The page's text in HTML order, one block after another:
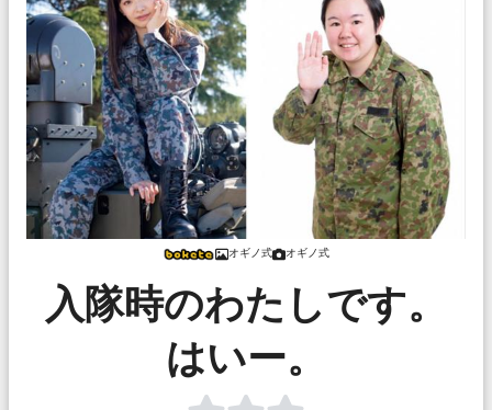
オギノ式 オギノ式
入隊時のわたしです。
はいー。